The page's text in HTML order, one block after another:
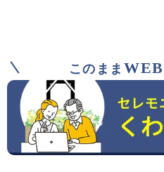
このまま WEB